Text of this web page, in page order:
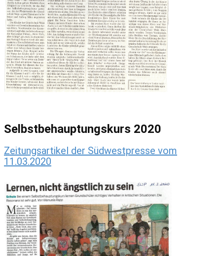
Selbstbehauptungskurs 2020
Zeitungsartikel der Südwestpresse vom
11.03.2020